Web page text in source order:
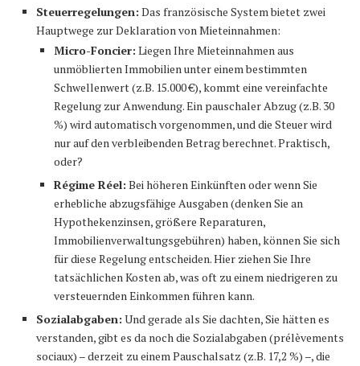
Steuerregelungen: Das französische System bietet zwei
Hauptwege zur Deklaration von Mieteinnahmen:
Micro-Foncier: Liegen Ihre Mieteinnahmen aus
unmöblierten Immobilien unter einem bestimmten
Schwellenwert (z.B. 15.000 €), kommt eine vereinfachte
Regelung zur Anwendung. Ein pauschaler Abzug (z.B. 30
%) wird automatisch vorgenommen, und die Steuer wird
nur auf den verbleibenden Betrag berechnet. Praktisch,
oder?
Régime Réel: Bei höheren Einkünften oder wenn Sie
erhebliche abzugsfähige Ausgaben (denken Sie an
Hypothekenzinsen, größere Reparaturen,
Immobilienverwaltungsgebühren) haben, können Sie sich
für diese Regelung entscheiden. Hier ziehen Sie Ihre
tatsächlichen Kosten ab, was oft zu einem niedrigeren zu
versteuernden Einkommen führen kann.
Sozialabgaben: Und gerade als Sie dachten, Sie hätten es
verstanden, gibt es da noch die Sozialabgaben (prélèvements
sociaux) – derzeit zu einem Pauschalsatz (z.B. 17,2 %) –, die